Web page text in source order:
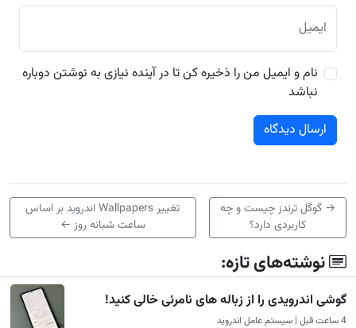
ایمیل
نام و ایمیل من را ذخیره کن تا در آینده نیازی به نوشتن دوباره
نباشد
→ گوگل ترندز چیست و چه
کاربردی دارد؟
تغییر Wallpapers اندروید بر اساس
ساعت شبانه روز ←
نوشته‌های تازه:
گوشی اندرویدی را از زباله های نامرئی خالی کنید!
4 ساعت قبل | سیستم عامل اندروید